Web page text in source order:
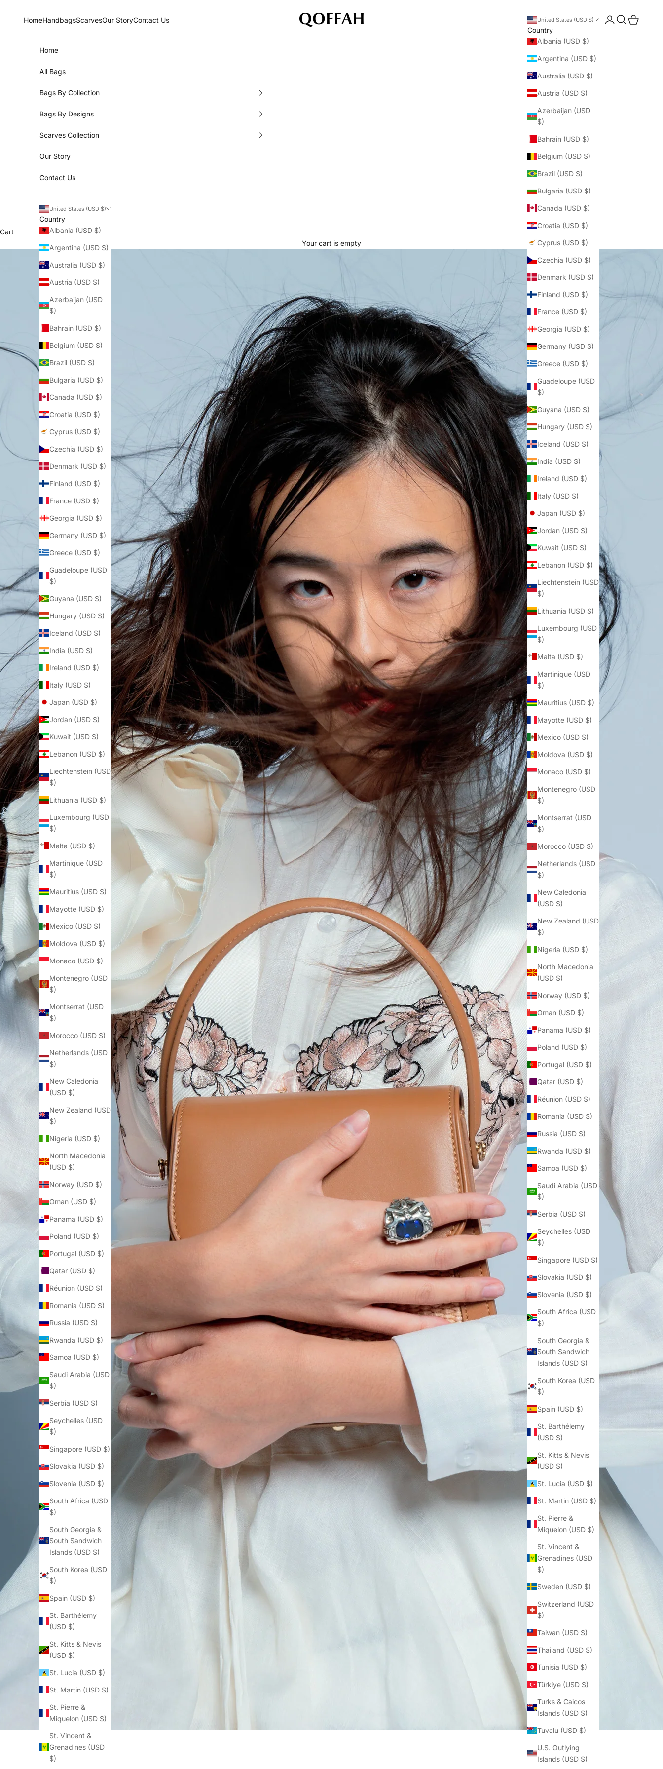
QOFFAH
HomeHandbagsScarvesOur StoryContact Us United States (USD $)
Country
Albania (USD $)
Argentina (USD $)
Australia (USD $)
Austria (USD $)
Azerbaijan (USD
$)
Bahrain (USD $)
Belgium (USD $)
Brazil (USD $)
Bulgaria (USD $)
Canada (USD $)
Croatia (USD $)
Cyprus (USD $)
Czechia (USD $)
Denmark (USD $)
Finland (USD $)
France (USD $)
Georgia (USD $)
Germany (USD $)
Greece (USD $)
Guadeloupe (USD
$)
Guyana (USD $)
Hungary (USD $)
Iceland (USD $)
India (USD $)
Ireland (USD $)
Italy (USD $)
Japan (USD $)
Jordan (USD $)
Kuwait (USD $)
Lebanon (USD $)
Liechtenstein (USD
$)
Lithuania (USD $)
Luxembourg (USD
$)
Malta (USD $)
Martinique (USD
$)
Mauritius (USD $)
Mayotte (USD $)
Mexico (USD $)
Moldova (USD $)
Monaco (USD $)
Montenegro (USD
$)
Montserrat (USD
$)
Morocco (USD $)
Netherlands (USD
$)
New Caledonia
(USD $)
New Zealand (USD
$)
Nigeria (USD $)
North Macedonia
(USD $)
Norway (USD $)
Oman (USD $)
Panama (USD $)
Poland (USD $)
Portugal (USD $)
Qatar (USD $)
Réunion (USD $)
Romania (USD $)
Russia (USD $)
Rwanda (USD $)
Samoa (USD $)
Saudi Arabia (USD
$)
Serbia (USD $)
Seychelles (USD
$)
Singapore (USD $)
Slovakia (USD $)
Slovenia (USD $)
South Africa (USD
$)
South Georgia &
South Sandwich
Islands (USD $)
South Korea (USD
$)
Spain (USD $)
St. Barthélemy
(USD $)
St. Kitts & Nevis
(USD $)
St. Lucia (USD $)
St. Martin (USD $)
St. Pierre &
Miquelon (USD $)
St. Vincent &
Grenadines (USD
$)
Sweden (USD $)
Switzerland (USD
$)
Taiwan (USD $)
Thailand (USD $)
Tunisia (USD $)
Türkiye (USD $)
Turks & Caicos
Islands (USD $)
Tuvalu (USD $)
U.S. Outlying
Islands (USD $)
LoginSearch
Cart
Home
All Bags
Bags By Collection
Bags By Designs
Scarves Collection
Our Story
Contact Us
United States (USD $)
Country
Albania (USD $)
Argentina (USD $)
Australia (USD $)
Austria (USD $)
Azerbaijan (USD
$)
Bahrain (USD $)
Belgium (USD $)
Brazil (USD $)
Bulgaria (USD $)
Canada (USD $)
Croatia (USD $)
Cyprus (USD $)
Czechia (USD $)
Denmark (USD $)
Finland (USD $)
France (USD $)
Georgia (USD $)
Germany (USD $)
Greece (USD $)
Guadeloupe (USD
$)
Guyana (USD $)
Hungary (USD $)
Iceland (USD $)
India (USD $)
Ireland (USD $)
Italy (USD $)
Japan (USD $)
Jordan (USD $)
Kuwait (USD $)
Lebanon (USD $)
Liechtenstein (USD
$)
Lithuania (USD $)
Luxembourg (USD
$)
Malta (USD $)
Martinique (USD
$)
Mauritius (USD $)
Mayotte (USD $)
Mexico (USD $)
Moldova (USD $)
Monaco (USD $)
Montenegro (USD
$)
Montserrat (USD
$)
Morocco (USD $)
Netherlands (USD
$)
New Caledonia
(USD $)
New Zealand (USD
$)
Nigeria (USD $)
North Macedonia
(USD $)
Norway (USD $)
Oman (USD $)
Panama (USD $)
Poland (USD $)
Portugal (USD $)
Qatar (USD $)
Réunion (USD $)
Romania (USD $)
Russia (USD $)
Rwanda (USD $)
Samoa (USD $)
Saudi Arabia (USD
$)
Serbia (USD $)
Seychelles (USD
$)
Singapore (USD $)
Slovakia (USD $)
Slovenia (USD $)
South Africa (USD
$)
South Georgia &
South Sandwich
Islands (USD $)
South Korea (USD
$)
Spain (USD $)
St. Barthélemy
(USD $)
St. Kitts & Nevis
(USD $)
St. Lucia (USD $)
St. Martin (USD $)
St. Pierre &
Miquelon (USD $)
St. Vincent &
Grenadines (USD
$)
Cart
Your cart is empty
Products